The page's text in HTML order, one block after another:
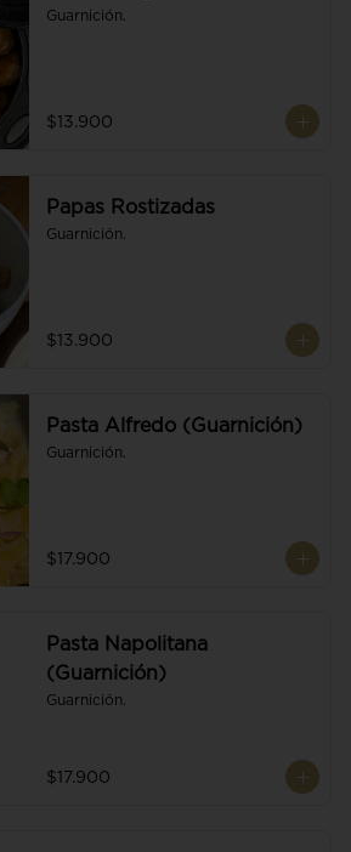
Guarnición.
$13.900
Papas Rostizadas
Guarnición.
$13.900
Pasta Alfredo (Guarnición)
Guarnición.
$17.900
Pasta Napolitana
(Guarnición)
Guarnición.
$17.900